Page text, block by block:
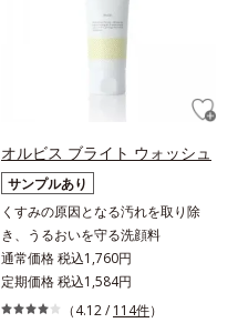
オルビス ブライト ウォッシュ
サンプルあり
くすみの原因となる汚れを取り除
き、うるおいを守る洗顔料
通常価格 税込1,760円
定期価格 税込1,584円
（4.12 / 114件）